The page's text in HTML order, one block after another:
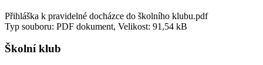
Přihláška k pravidelné docházce do školního klubu.pdf
Typ souboru: PDF dokument, Velikost: 91,54 kB
Školní klub